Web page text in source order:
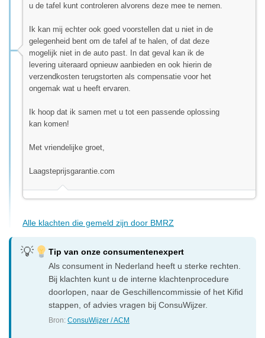
u de tafel kunt controleren alvorens deze mee te nemen.
Ik kan mij echter ook goed voorstellen dat u niet in de
gelegenheid bent om de tafel af te halen, of dat deze
mogelijk niet in de auto past. In dat geval kan ik de
levering uiteraard opnieuw aanbieden en ook hierin de
verzendkosten terugstorten als compensatie voor het
ongemak wat u heeft ervaren.
Ik hoop dat ik samen met u tot een passende oplossing
kan komen!
Met vriendelijke groet,
Laagsteprijsgarantie.com
Alle klachten die gemeld zijn door BMRZ
Tip van onze consumentenexpert
Als consument in Nederland heeft u sterke rechten.
Bij klachten kunt u de interne klachtenprocedure
doorlopen, naar de Geschillencommissie of het Kifid
stappen, of advies vragen bij ConsuWijzer.
Bron:ConsuWijzer / ACM